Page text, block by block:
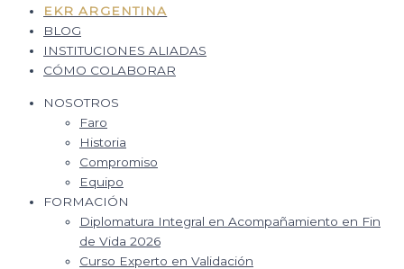
EKR ARGENTINA
BLOG
INSTITUCIONES ALIADAS
CÓMO COLABORAR
NOSOTROS
Faro
Historia
Compromiso
Equipo
FORMACIÓN
Diplomatura Integral en Acompañamiento en Fin
de Vida 2026
Curso Experto en Validación